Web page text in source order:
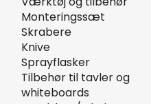
Monteringssæt
Skrabere
Knive
Sprayflasker
Tilbehør til tavler og
whiteboards